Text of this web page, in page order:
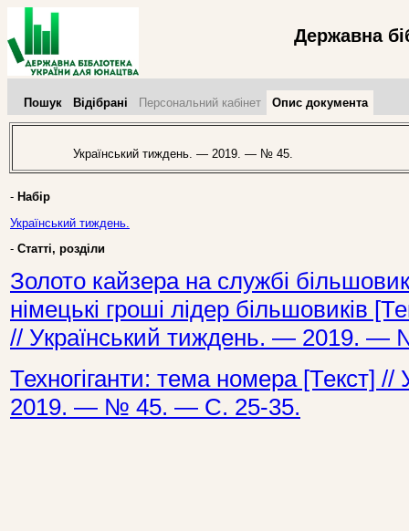
Державна
Пошук Відібрані Персональний кабінет Опис документа
Український тиждень. — 2019. — № 45.
- Набір
Український тиждень.
- Статті, розділи
Золото кайзера на службі
німецькі гроші лідер більшовиків
// Український тиждень. — 2019.
Техногіганти: тема номера [Текст]
2019. — № 45. — С. 25-35.